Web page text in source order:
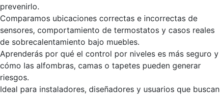
prevenirlo.
Comparamos ubicaciones correctas e incorrectas de
sensores, comportamiento de termostatos y casos reales
de sobrecalentamiento bajo muebles.
Aprenderás por qué el control por niveles es más seguro y
cómo las alfombras, camas o tapetes pueden generar
riesgos.
Ideal para instaladores, diseñadores y usuarios que buscan